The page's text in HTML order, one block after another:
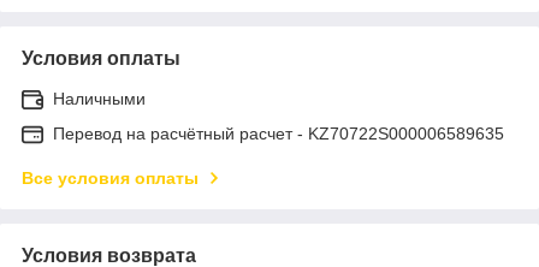
Условия оплаты
Наличными
Перевод на расчётный расчет - KZ70722S000006589635
Все условия оплаты
Условия возврата